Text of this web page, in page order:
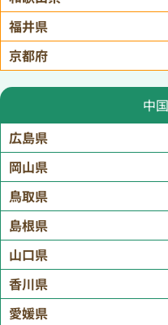
福井県
京都府
中
広島県
岡山県
鳥取県
島根県
山口県
香川県
愛媛県